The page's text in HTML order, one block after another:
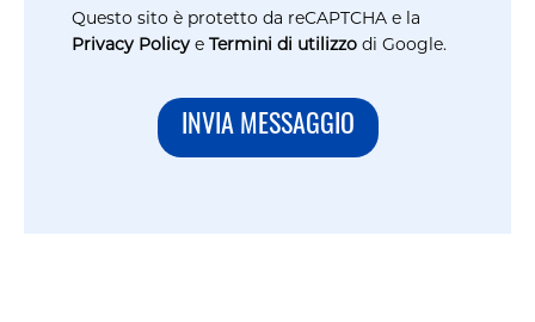
Questo sito è protetto da reCAPTCHA e la
Privacy Policy e Termini di utilizzo di Google.
INVIA MESSAGGIO